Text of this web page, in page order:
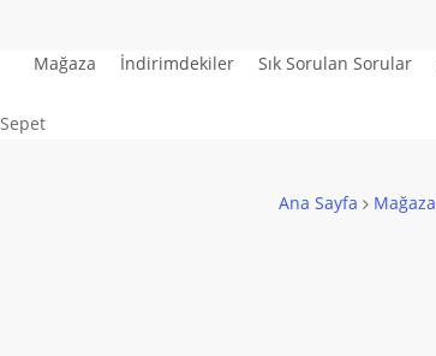
main
Mağaza İndirimdekiler Sık Sorulan Sorular
SepetClose
Ana Sayfa Mağaza